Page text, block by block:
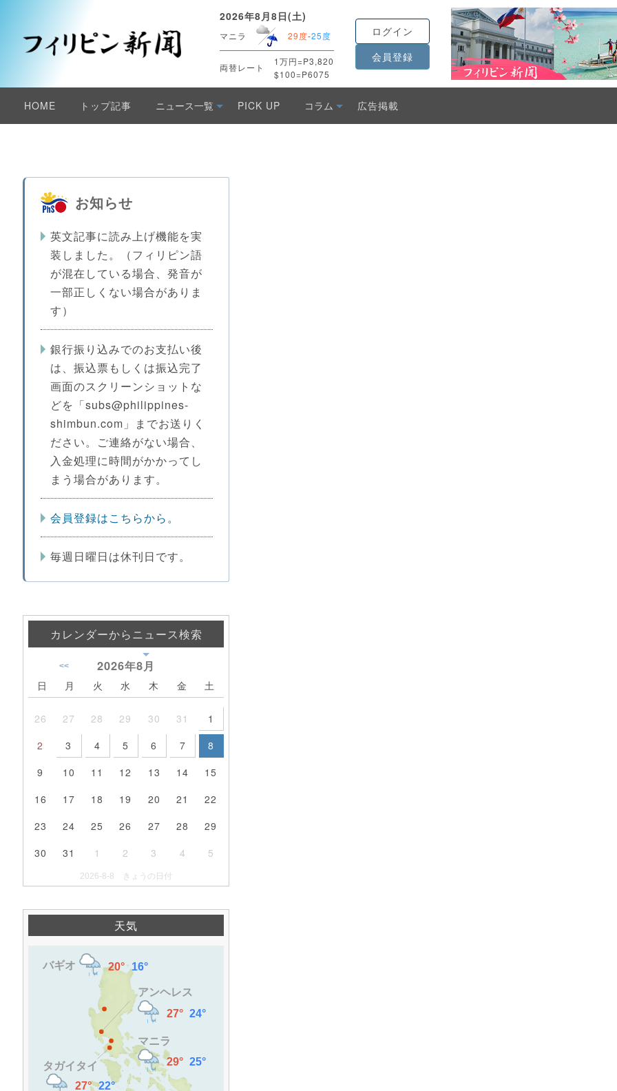
2026年8月8日(土)
マニラ 29度-25度
両替レート
1万円=P3,820
$100=P6075
ログイン
会員登録
HOME トップ記事 ニュース一覧 PICK UP コラム 広告掲載
お知らせ
英文記事に読み上げ機能を実
装しました。（フィリピン語
が混在している場合、発音が
一部正しくない場合がありま
す）
銀行振り込みでのお支払い後
は、振込票もしくは振込完了
画面のスクリーンショットな
どを「subs@philippines-
shimbun.com」までお送りく
ださい。ご連絡がない場合、
入金処理に時間がかかってし
まう場合があります。
会員登録はこちらから。
毎週日曜日は休刊日です。
カレンダーからニュース検索
2026年8月
<<
日 月 火 水 木 金 土
26 27 28 29 30 31
1
2
3 4 5 6 7
8
9
10 11 12 13 14
15
16
17 18 19 20 21
22
23
24 25 26 27 28
29
30
31 1 2 3 4 5
2026-8-8 きょうの日付
天気